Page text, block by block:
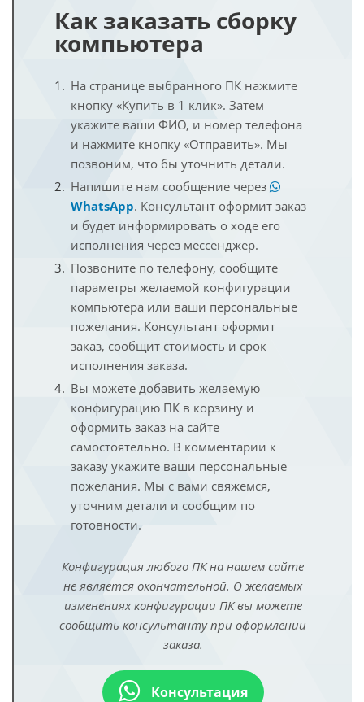
Как заказать сборку
компьютера
На странице выбранного ПК нажмите
кнопку «Купить в 1 клик». Затем
укажите ваши ФИО, и номер телефона
и нажмите кнопку «Отправить». Мы
позвоним, что бы уточнить детали.
Напишите нам сообщение через
WhatsApp. Консультант оформит заказ
и будет информировать о ходе его
исполнения через мессенджер.
Позвоните по телефону, сообщите
параметры желаемой конфигурации
компьютера или ваши персональные
пожелания. Консультант оформит
заказ, сообщит стоимость и срок
исполнения заказа.
Вы можете добавить желаемую
конфигурацию ПК в корзину и
оформить заказ на сайте
самостоятельно. В комментарии к
заказу укажите ваши персональные
пожелания. Мы с вами свяжемся,
уточним детали и сообщим по
готовности.
Конфигурация любого ПК на нашем сайте
не является окончательной. О желаемых
изменениях конфигурации ПК вы можете
сообщить консультанту при оформлении
заказа.
Консультация